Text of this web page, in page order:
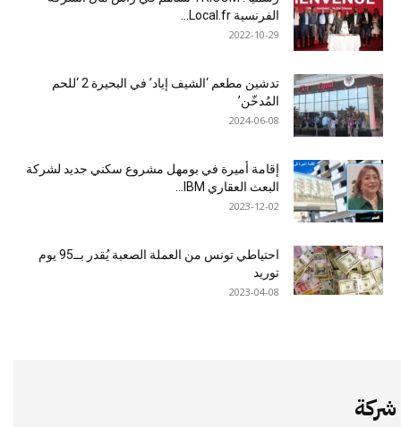
الفرنسية Local.fr...
2022-10-29
تدشين مطعم ‘الشيف إياد’ في البحيرة 2 ‘للحم
المُدخّن’
2024-06-08
إقامة أميرة في بومهل مشروع سكني جديد لشركة
البعث العقاري IBM...
2023-12-02
احتياطي تونس من العملة الصعبة يُقدر بــ95 يوم
توريد
2023-04-08
شركة